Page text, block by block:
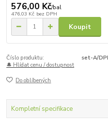
576,00 Kč/bal
476,03 Kč bez DPH
Koupit
Číslo produktu:
set-A/
🔔 Hlídat cenu / dostupnost
Do oblíbených
Kompletní specifikace